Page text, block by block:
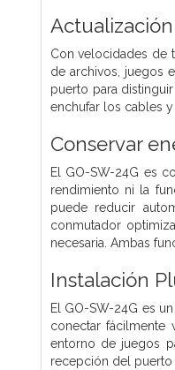
Con velocidades de
de archivos, juegos
puerto para
enchufar los cables y
Conservar
El GO-SW-24G es
rendimiento ni la
puede reducir
conmutador
necesaria. Ambas
Instalación
El GO-SW-24G es
conectar fácilmente
entorno de juegos
recepción del puerto